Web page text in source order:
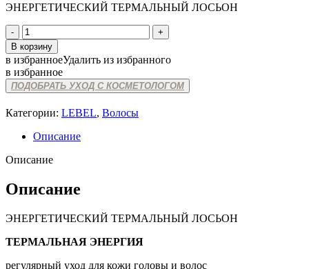
ЭНЕРГЕТИЧЕСКИЙ ТЕРМАЛЬНЫЙ ЛОСЬОН
Количество
товара
LEBEL
HSR
ENERGY
WATERING
В корзину
в избранноеУдалить из избранного
в избранное
ПОДОБРАТЬ УХОД С КОСМЕТОЛОГОМ
Категории: LEBEL, Волосы
Описание
Описание
Описание
ЭНЕРГЕТИЧЕСКИЙ ТЕРМАЛЬНЫЙ ЛОСЬОН
ТЕРМАЛЬНАЯ ЭНЕРГИЯ
регулярный уход для кожи головы и волос